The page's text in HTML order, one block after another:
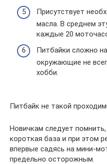
Присутствует
масла. В среднем
каждые 20
Питбайки сложно
окружающие не
хобби.
Питбайк не такой
Новичкам следует
короткая база и при этом
впервые садясь на мини-
предельно осторожным.